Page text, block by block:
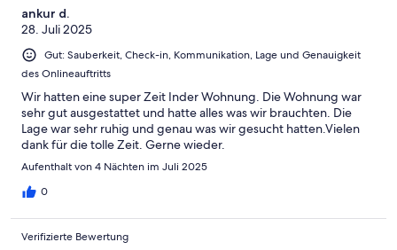
ankur d.
28. Juli 2025
Gut: Sauberkeit, Check-in, Kommunikation, Lage und Genauigkeit
des Onlineauftritts
Wir hatten eine super Zeit Inder Wohnung. Die Wohnung war
sehr gut ausgestattet und hatte alles was wir brauchten. Die
Lage war sehr ruhig und genau was wir gesucht hatten.Vielen
dank für die tolle Zeit. Gerne wieder.
Aufenthalt von 4 Nächten im Juli 2025
0
Verifizierte Bewertung